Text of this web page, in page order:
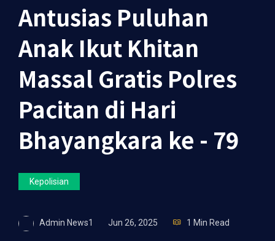
Antusias Puluhan
Anak Ikut Khitan
Massal Gratis Polres
Pacitan di Hari
Bhayangkara ke - 79
Kepolisian
Admin News1 Jun 26, 2025 1 Min Read